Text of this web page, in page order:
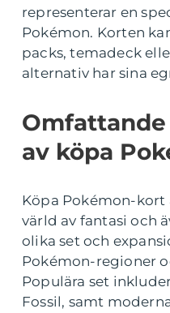
representerar en
Pokémon. Korten
packs, temadeck
alternativ har sina
av köpa
Köpa Pokémon-kort
värld av fantasi och
olika set och
Pokémon-regioner
Populära set
Fossil, samt